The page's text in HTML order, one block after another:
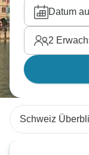
Datum
2
Schweiz